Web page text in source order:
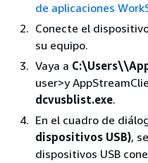
de aplicaciones
Conecte el
su equipo.
Vaya a
user>y
dcvusblist.exe.
En el cuadro de
dispositivos USB),
dispositivos USB